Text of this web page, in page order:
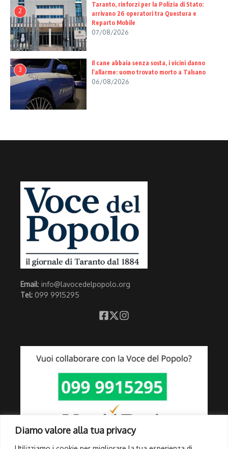
Diamo valore alla tua privacy
2
Taranto, rinforzi per la Polizia di Stato:
arrivano 26 operatori tra Questura e
Reparto Mobile
07/08/2026
3
Il cane abbaia senza sosta, i vicini danno
l’allarme: uomo trovato morto a Talsano
06/08/2026
Email: info@lavocedelpopolo.org
Tel: 099 9915295